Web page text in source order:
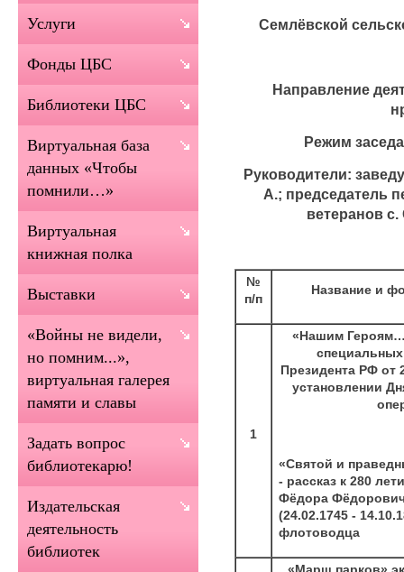
Семлёвской
Направление
Режим
Руководители:
А.; председатель
ветеранов
№
п/п
Название и
1
«Нашим
Президента РФ от
установлении
«Святой и
- рассказ к 280
Фёдора
(24.02.1745 -
флотоводца
«Марш парков»
Услуги
Фонды ЦБС
Библиотеки ЦБС
Виртуальная база
данных «Чтобы
помнили…»
Виртуальная
книжная полка
Выставки
«Войны не видели,
но помним...»,
виртуальная галерея
памяти и славы
Задать вопрос
библиотекарю!
Издательская
деятельность
библиотек